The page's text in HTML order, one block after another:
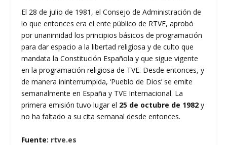
El 28 de julio de 1981, el Consejo de Administración de
lo que entonces era el ente público de RTVE, aprobó
por unanimidad los principios básicos de programación
para dar espacio a la libertad religiosa y de culto que
mandata la Constitución Española y que sigue vigente
en la programación religiosa de TVE. Desde entonces, y
de manera ininterrumpida, ‘Pueblo de Dios’ se emite
semanalmente en España y TVE Internacional. La
primera emisión tuvo lugar el 25 de octubre de 1982 y
no ha faltado a su cita semanal desde entonces.
Fuente: rtve.es